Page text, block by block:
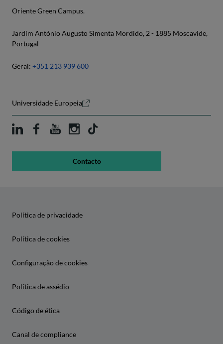
Oriente Green Campus.
Jardim António Augusto Simenta Mordido, 2 - 1885 Moscavide,
Portugal
Geral: +351 213 939 600
Universidade Europeia
Contacto
Política de privacidade
Política de cookies
Configuração de cookies
Política de assédio
Código de ética
Canal de compliance